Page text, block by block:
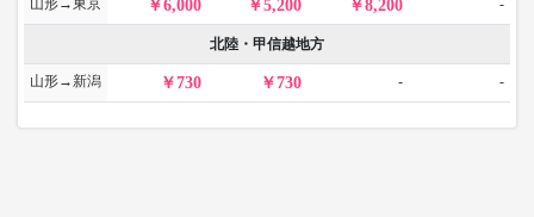
山形→東京 6,000 5,200 8,200 -
北陸・甲信越地方
山形→新潟 730 730 - -